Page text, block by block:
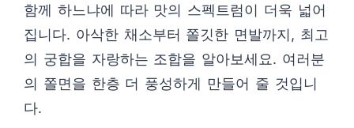
함께 하느냐에 따라 맛의 스펙트럼이 더욱 넓어
집니다. 아삭한 채소부터 쫄깃한 면발까지, 최고
의 궁합을 자랑하는 조합을 알아보세요. 여러분
의 쫄면을 한층 더 풍성하게 만들어 줄 것입니
다.